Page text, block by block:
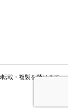
載・複製を禁じます